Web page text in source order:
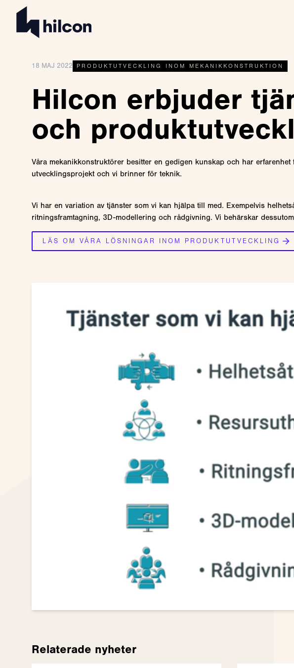
18 MAJ 2022 PRODUKTUTVECKLING INOM MEKANIKKONSTRUKTION
Hilcon erbjuder
och
Våra mekanikkonstruktörer besitter en gedigen kunskap och har
utvecklingsprojekt och vi brinner för teknik.
Vi har en variation av tjänster som vi kan hjälpa till med. Exempelvis
ritningsframtagning, 3D-modellering och rådgivning. Vi behärskar
LÄS OM VÅRA LÖSNINGAR INOM PRODUKTUTVECKLING
Relaterade nyheter